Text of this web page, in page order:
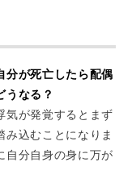
分が死亡したら配偶
うなる？
気が発覚するとまず
み込むことになりま
自分自身の身に万が